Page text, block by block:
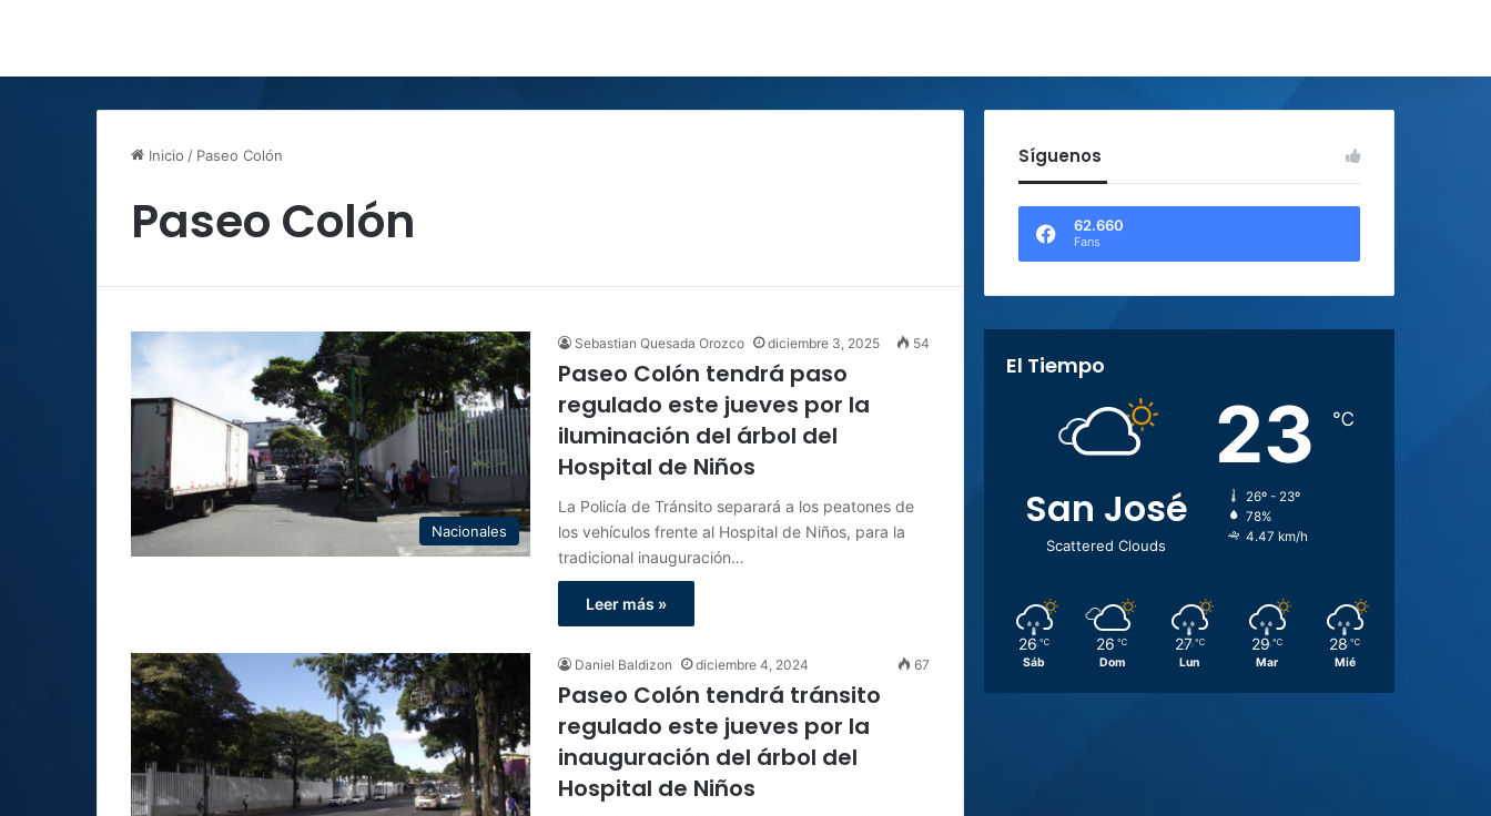
Inicio / Paseo Colón
Paseo Colón
Nacionales
Sebastian Quesada Orozco diciembre 3, 2025 54
Paseo Colón tendrá paso
regulado este jueves por la
iluminación del árbol del
Hospital de Niños
La Policía de Tránsito separará a los peatones de
los vehículos frente al Hospital de Niños, para la
tradicional inauguración…
Leer más »
Daniel Baldizon diciembre 4, 2024 67
Paseo Colón tendrá tránsito
regulado este jueves por la
inauguración del árbol del
Hospital de Niños
Síguenos
62.660
Fans
El Tiempo
San José
Scattered Clouds
23 ℃
26º - 23º
78%
4.47 km/h
26 ℃
Sáb
26 ℃
Dom
27 ℃
Lun
29 ℃
Mar
28 ℃
Mié